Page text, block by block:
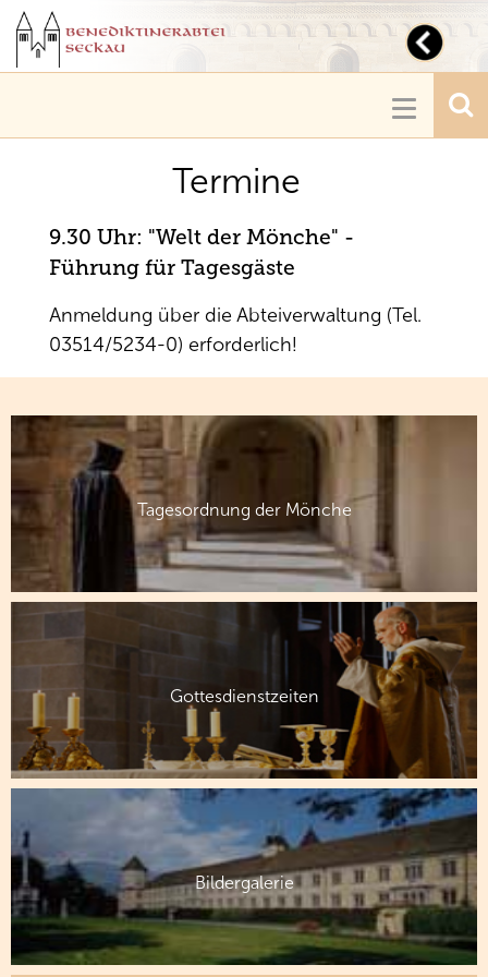
Toggle
Termine
9.30 Uhr: "Welt der Mönche" -
Führung für Tagesgäste
Anmeldung über die Abteiverwaltung (Tel.
03514/5234-0) erforderlich!
Tagesordnung der Mönche
Gottesdienstzeiten
Bildergalerie